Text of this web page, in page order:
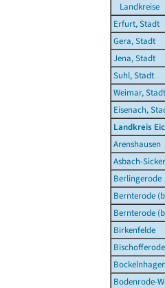
Landkreise
Erfurt, Stadt
Gera, Stadt
Jena, Stadt
Suhl, Stadt
Weimar, Stadt
Eisenach,
Landkreis
Arenshausen
Asbach-
Berlingerode
Bernterode
Bernterode
Birkenfelde
Bischofferode
Bodenrode-